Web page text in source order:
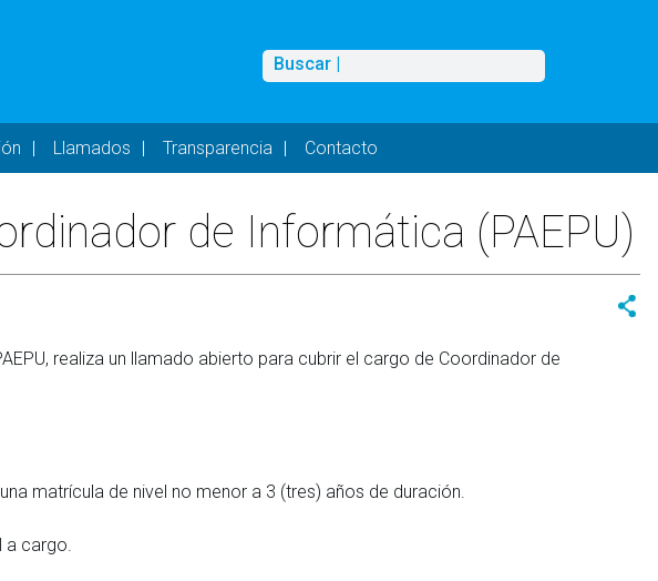
Buscar
Buscar |
Llamados Transparencia Contacto
de Informática (PAEPU)
realiza un llamado abierto para cubrir el cargo de Coordinador de
matrícula de nivel no menor a 3 (tres) años de duración.
a cargo.